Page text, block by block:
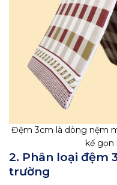
Đệm 3cm là dòng nệm
kế gọn
2. Phân loại đệm
trường